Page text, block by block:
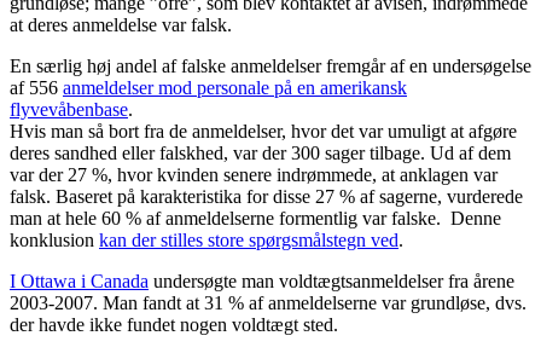
at deres anmeldelse var falsk.
En særlig høj andel af falske anmeldelser fremgår af en undersøgelse
af 556 anmeldelser mod personale på en amerikansk
flyvevåbenbase.
Hvis man så bort fra de anmeldelser, hvor det var umuligt at afgøre
deres sandhed eller falskhed, var der 300 sager tilbage. Ud af dem
var der 27 %, hvor kvinden senere indrømmede, at anklagen var
falsk. Baseret på karakteristika for disse 27 % af sagerne, vurderede
man at hele 60 % af anmeldelserne formentlig var falske. Denne
konklusion kan der stilles store spørgsmålstegn ved.
I Ottawa i Canada undersøgte man voldtægtsanmeldelser fra årene
2003-2007. Man fandt at 31 % af anmeldelserne var grundløse, dvs.
der havde ikke fundet nogen voldtægt sted.